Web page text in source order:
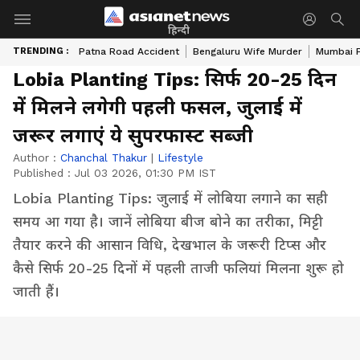
हिन्दी
TRENDING : Patna Road Accident Bengaluru Wife Murder Mumbai
Lobia Planting Tips: सिर्फ 20-25 दिन
में मिलने लगेगी पहली फसल, जुलाई में
जरूर लगाएं ये सुपरफास्ट सब्जी
Author : Chanchal Thakur | Lifestyle
Published : Jul 03 2026, 01:30 PM IST
Lobia Planting Tips: जुलाई में लोबिया लगाने का सही
समय आ गया है। जानें लोबिया बीज बोने का तरीका, मिट्टी
तैयार करने की आसान विधि, देखभाल के जरूरी टिप्स और
कैसे सिर्फ 20-25 दिनों में पहली ताजी फलियां मिलना शुरू हो
जाती हैं।